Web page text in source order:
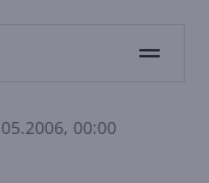
00:00